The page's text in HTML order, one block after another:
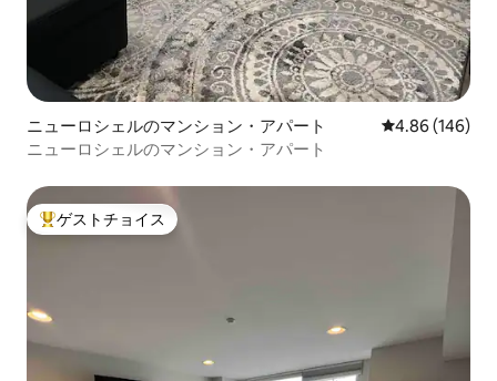
ニューロシェルのマンション・アパート レビュー146
4.86 (146)
ニューロシェルのマンション・アパート
大好評のゲストチョイスです。
ゲストチョイス